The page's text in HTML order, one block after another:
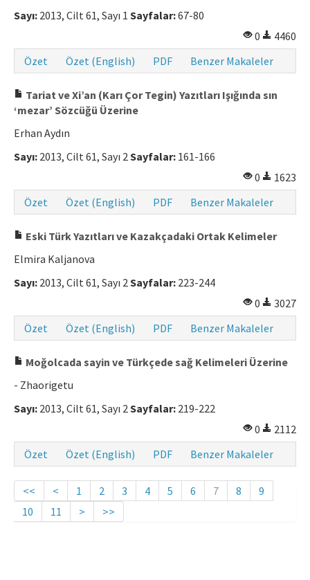
Sayı: 2013, Cilt 61, Sayı 1 Sayfalar:67-80
0
4460
Özet
Özet (English) PDF Benzer Makaleler
Tariat ve Xi’an (Karı Çor Tegin) Yazıtları Işığında sın
‘mezar’ Sözcüğü Üzerine
Erhan Aydın
Sayı: 2013, Cilt 61, Sayı 2Sayfalar: 161-166
0
1623
Özet
Özet (English) PDF Benzer Makaleler
Eski Türk Yazıtları ve Kazakçadaki Ortak Kelimeler
Elmira Kaljanova
Sayı: 2013, Cilt 61, Sayı 2Sayfalar: 223-244
0
3027
Özet
Özet (English) PDF Benzer Makaleler
Moğolcada sayin ve Türkçede sağ Kelimeleri Üzerine
- Zhaorigetu
Sayı: 2013, Cilt 61, Sayı 2Sayfalar: 219-222
0
2112
Özet
Özet (English) PDF Benzer Makaleler
<< < 1 2 3 4 5 6 7 8
9
10
11 > >>